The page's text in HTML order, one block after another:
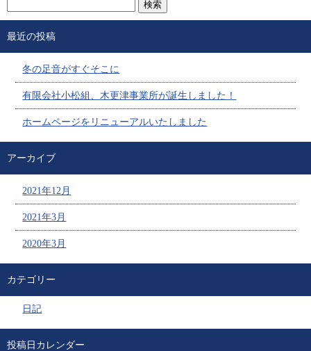
最近の投稿
冬の足音がすぐそこに
有限会社小松組、木更津事業所が誕生しました！
ホームページをリニューアルいたしました
アーカイブ
2021年12月
2021年3月
2020年3月
カテゴリー
日記
投稿日カレンダー